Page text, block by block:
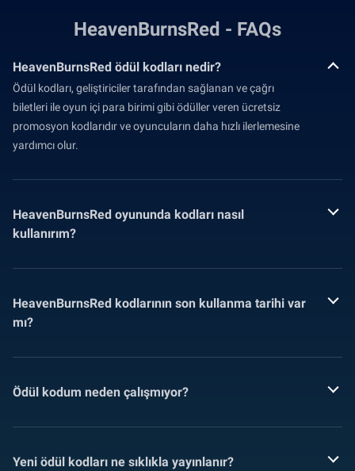
HeavenBurnsRed - FAQs
HeavenBurnsRed ödül kodları nedir?
Ödül kodları, geliştiriciler tarafından sağlanan ve çağrı
biletleri ile oyun içi para birimi gibi ödüller veren ücretsiz
promosyon kodlarıdır ve oyuncuların daha hızlı ilerlemesine
yardımcı olur.
HeavenBurnsRed oyununda kodları nasıl
kullanırım?
HeavenBurnsRed kodlarının son kullanma tarihi var
mı?
Ödül kodum neden çalışmıyor?
Yeni ödül kodları ne sıklıkla yayınlanır?